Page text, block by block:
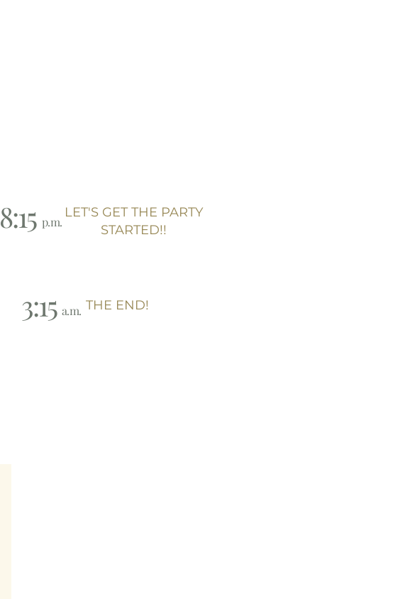
8:15
3:15
LET'S GET THE PARTY
STARTED!!
p.m.
a.m. THE END!